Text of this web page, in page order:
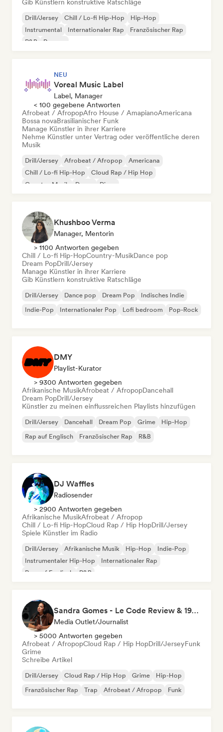
Gib Künstlern konstruktive Ratschläge
Drill/Jersey Chill / Lo-fi Hip-Hop
Hip-Hop
Instrumental
Internationaler Rap
Französischer Rap
R&B
Reggae
NEU
Voreal Music Label
Label, Manager
< 100 gegebene Antworten
Afrobeat / AfropopAfro House / AmapianoAmericana
Bossa novaBrasilianischer Funk
Manage Künstler in ihrer Karriere
Nehme Künstler unter Vertrag oder veröffentliche deren
Musik
Drill/Jersey Afrobeat / Afropop
Americana
Chill / Lo-fi Hip-Hop
Cloud Rap / Hip Hop
Country-Musik
Dance Disco
Khushboo Verma
Manager, Mentorin
> 1100 Antworten gegeben
Chill / Lo-fi Hip-HopCountry-MusikDance pop
Dream PopDrill/Jersey
Manage Künstler in ihrer Karriere
Gib Künstlern konstruktive Ratschläge
Drill/Jersey Dance pop Dream Pop
Indisches Indie
Indie-Pop
Internationaler Pop Lofi bedroom Pop-Rock
DMY
Playlist-Kurator
> 9300 Antworten gegeben
Afrikanische MusikAfrobeat / AfropopDancehall
Dream PopDrill/Jersey
Künstler zu meinen einflussreichen Playlists hinzufügen
Drill/Jersey Dancehall Dream Pop Grime
Hip-Hop
Rap auf Englisch
Französischer Rap R&B
DJ Waffles
Radiosender
> 2900 Antworten gegeben
Afrikanische MusikAfrobeat / Afropop
Chill / Lo-fi Hip-HopCloud Rap / Hip HopDrill/Jersey
Spiele Künstler im Radio
Drill/Jersey Afrikanische Musik Hip-Hop
Indie-Pop
Instrumentaler Hip-Hop
Internationaler Rap
Rap auf Englisch
R&B
Sandra Gomes - Le Code Review & 1993initiales
Media Outlet/Journalist
> 5000 Antworten gegeben
Afrobeat / AfropopCloud Rap / Hip HopDrill/JerseyFunk
Grime
Schreibe Artikel
Drill/Jersey Cloud Rap / Hip Hop Grime
Hip-Hop
Französischer Rap
Trap Afrobeat / Afropop Funk